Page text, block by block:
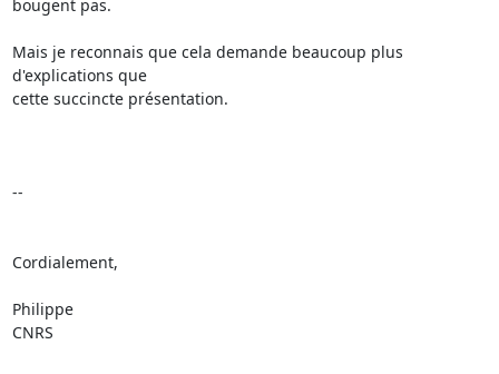
bougent pas.
Mais je reconnais que cela demande beaucoup plus
d'explications que
cette succincte présentation.
--
Cordialement,
Philippe
CNRS